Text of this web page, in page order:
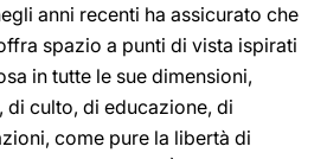
anni recenti ha assicurato che
spazio a punti di vista ispirati
in tutte le sue dimensioni,
di culto, di educazione, di
come pure la libertà di